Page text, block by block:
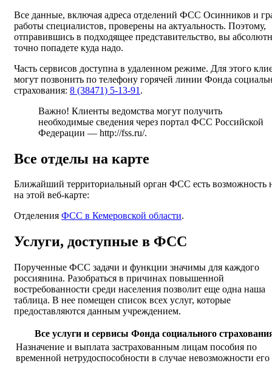
Все данные, включая адреса отделений ФСС Осинников и
работы специалистов, проверены на актуальность. Поэтому,
отправившись в подходящее представительство, вы
точно попадете куда надо.
Часть сервисов доступна в удаленном режиме. Для этого
могут позвонить по телефону горячей линии Фонда
страхования: 8 (38471) 5-13-91 .
Важно! Клиенты ведомства могут получить
необходимые сведения через портал ФСС Российской
Федерации — http://fss.ru/.
Все отделы на карте
Ближайший территориальный орган ФСС есть возможность
на этой веб-карте:
Отделения ФСС в Кемеровской области.
Услуги, доступные в ФСС
Порученные ФСС задачи и функции значимы для каждого
россиянина. Разобраться в причинах повышенной
востребованности среди населения позволит еще одна наша
таблица. В нее помещен список всех услуг, которые
предоставляются данным учреждением.
Все услуги и сервисы Фонда социального
Назначение и выплата застрахованным лицам пособия по
временной нетрудоспособности в случае невозможности его